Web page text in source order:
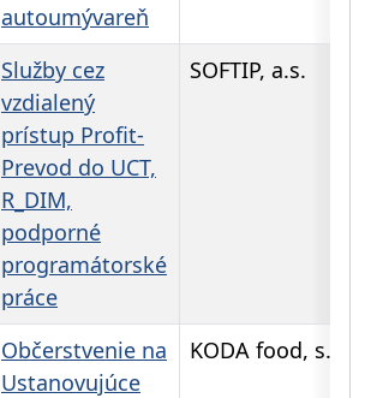
autoumývareň
Služby cez
vzdialený
prístup Profit-
Prevod do UCT,
R_DIM,
podporné
programátorské
práce
SOFTIP, a.s.
Občerstvenie na
Ustanovujúce
KODA food, s.r.o